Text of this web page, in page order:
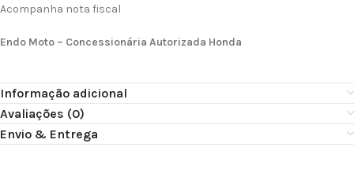
Acompanha nota fiscal
Endo Moto – Concessionária Autorizada Honda
Informação adicional
Avaliações (0)
Envio & Entrega